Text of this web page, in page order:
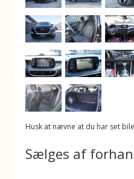
Husk at nævne at du har set
Sælges af